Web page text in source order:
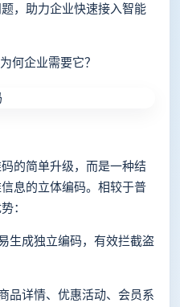
，助力企业快速接入智能
企业需要它？
简单升级，而是一种结
息的立体编码。相较于普
：
成独立编码，有效拦截盗
详情、优惠活动、会员系